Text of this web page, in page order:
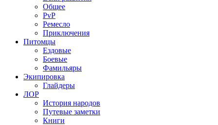
Общее
PvP
Ремесло
Приключения
Питомцы
Ездовые
Боевые
Фамильяры
Экипировка
Глайдеры
ЛОР
История народов
Путевые заметки
Книги